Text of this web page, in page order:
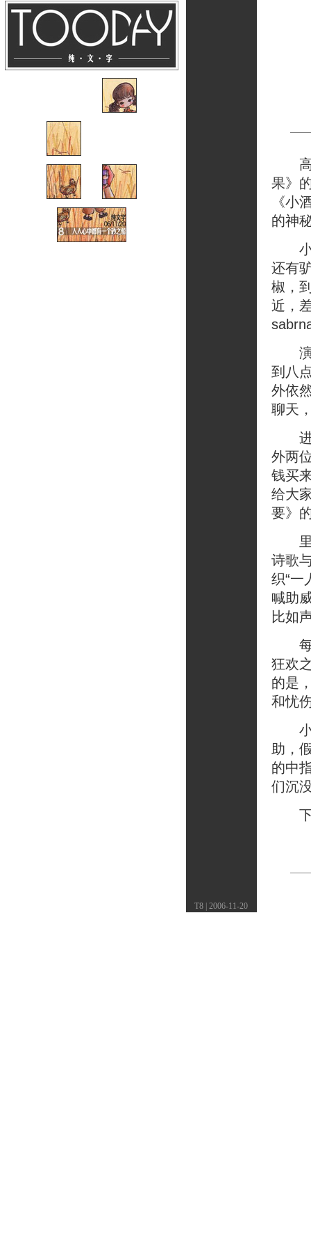
T8 | 2006-11-20
高
果》
《小
的神
小
还有
椒，
近，
演
到八
外依
聊天
进
外两
钱买
给大
要》
里
诗歌
织“一
喊助
比如
每
狂欢
的是
和忧
小
助，
的中
们沉
下